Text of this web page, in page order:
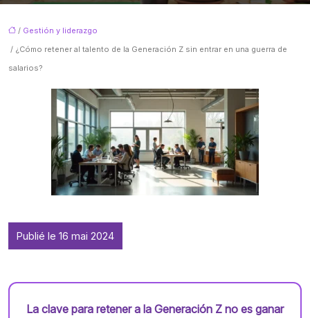
/ Gestión y liderazgo
/ ¿Cómo retener al talento de la Generación Z sin entrar en una guerra de
salarios?
Publié le 16 mai 2024
La clave para retener a la Generación Z no es ganar